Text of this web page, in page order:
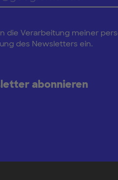
die Verarbeitung meiner
des Newsletters ein.
abonnieren